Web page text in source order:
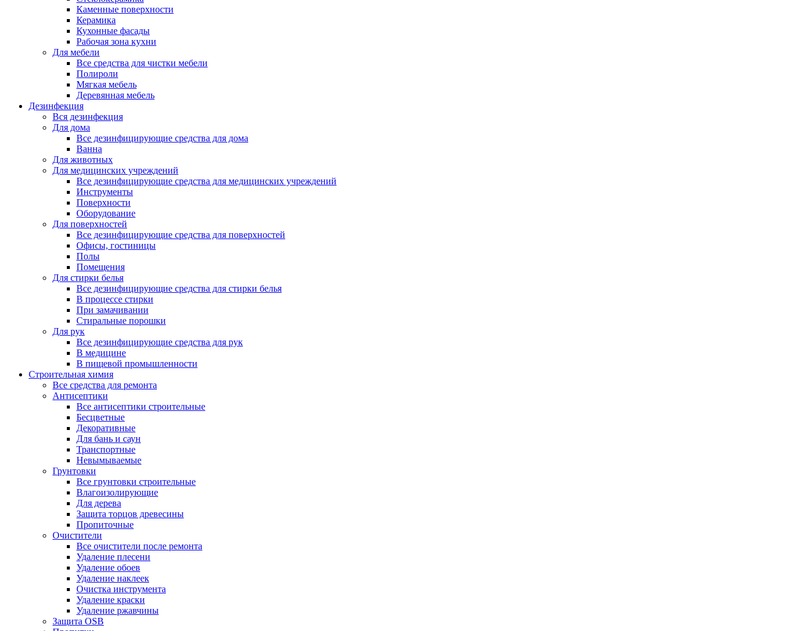
Каменные поверхности
Керамика
Кухонные фасады
Рабочая зона кухни
Для мебели
Все средства для чистки мебели
Полироли
Мягкая мебель
Деревянная мебель
Дезинфекция
Вся дезинфекция
Для дома
Все дезинфицирующие средства для дома
Ванна
Для животных
Для медицинских учреждений
Все дезинфицирующие средства для медицинских учреждений
Инструменты
Поверхности
Оборудование
Для поверхностей
Все дезинфицирующие средства для поверхностей
Офисы, гостиницы
Полы
Помещения
Для стирки белья
Все дезинфицирующие средства для стирки белья
В процессе стирки
При замачивании
Стиральные порошки
Для рук
Все дезинфицирующие средства для рук
В медицине
В пищевой промышленности
Строительная химия
Все средства для ремонта
Антисептики
Все антисептики строительные
Бесцветные
Декоративные
Для бань и саун
Транспортные
Невымываемые
Грунтовки
Все грунтовки строительные
Влагоизолирующие
Для дерева
Защита торцов древесины
Пропиточные
Очистители
Все очистители после ремонта
Удаление плесени
Удаление обоев
Удаление наклеек
Очистка инструмента
Удаление краски
Удаление ржавчины
Защита OSB